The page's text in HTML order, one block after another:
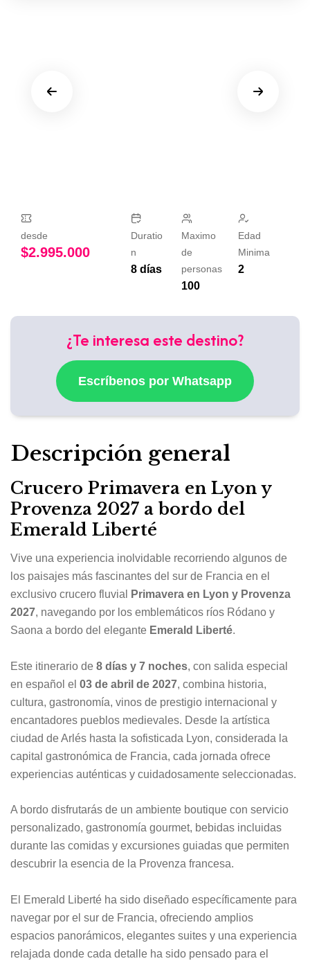
desde
$2.995.000
Duratio
n
8 días
Maximo
de
personas
100
Edad
Minima
2
¿Te interesa este destino?
Escríbenos por Whatsapp
Descripción general
Crucero Primavera en Lyon y
Provenza 2027 a bordo del
Emerald Liberté
Vive una experiencia inolvidable recorriendo algunos de
los paisajes más fascinantes del sur de Francia en el
exclusivo crucero fluvial
Primavera en Lyon y Provenza
2027, navegando por los emblemáticos ríos Ródano y
Saona a bordo del elegante Emerald Liberté.
Este itinerario de 8 días y 7 noches, con salida especial
en español el 03 de abril de 2027, combina historia,
cultura, gastronomía, vinos de prestigio internacional y
encantadores pueblos medievales. Desde la artística
ciudad de Arlés hasta la sofisticada Lyon, considerada la
capital gastronómica de Francia, cada jornada ofrece
experiencias auténticas y cuidadosamente seleccionadas.
A bordo disfrutarás de un ambiente boutique con servicio
personalizado, gastronomía gourmet, bebidas incluidas
durante las comidas y excursiones guiadas que permiten
descubrir la esencia de la Provenza francesa.
El Emerald Liberté ha sido diseñado específicamente para
navegar por el sur de Francia, ofreciendo amplios
espacios panorámicos, elegantes suites y una experiencia
relajada donde cada detalle ha sido pensado para el